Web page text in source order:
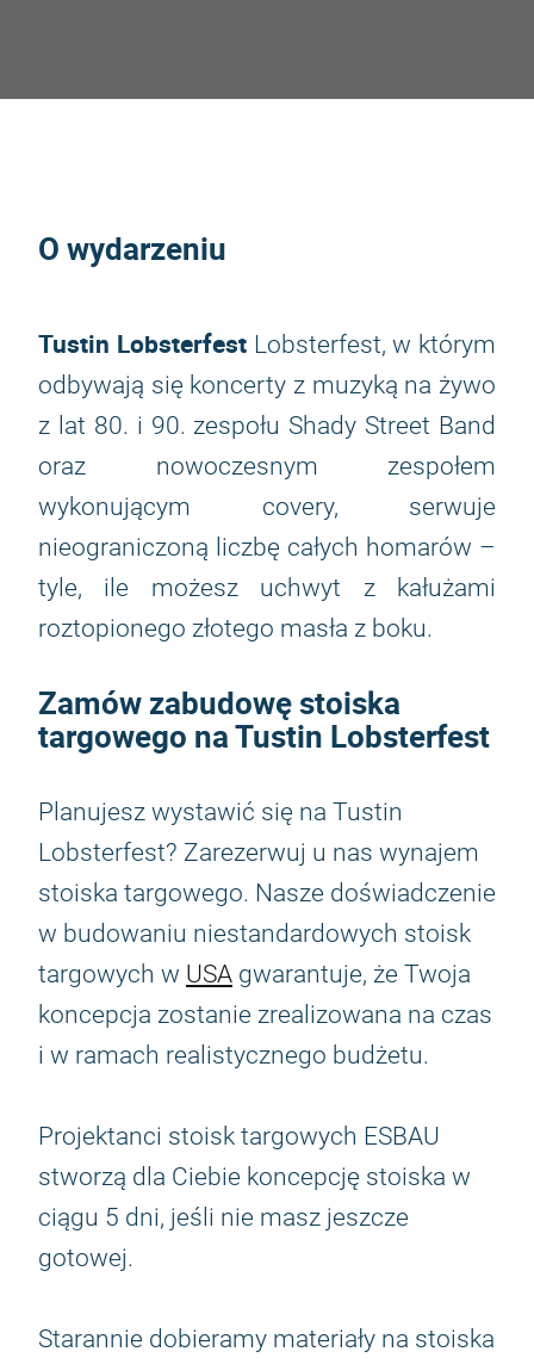
O wydarzeniu
Tustin LobsterfestLobsterfest, w którym
odbywają się koncerty z muzyką na żywo
z lat 80. i 90. zespołu Shady Street Band
oraz nowoczesnym zespołem
wykonującym covery, serwuje
nieograniczoną liczbę całych homarów –
tyle, ile możesz uchwyt z kałużami
roztopionego złotego masła z boku.
Zamów zabudowę stoiska
targowego na Tustin Lobsterfest
Planujesz wystawić się na Tustin
Lobsterfest? Zarezerwuj u nas wynajem
stoiska targowego. Nasze doświadczenie
w budowaniu niestandardowych stoisk
targowych w USA gwarantuje, że Twoja
koncepcja zostanie zrealizowana na czas
i w ramach realistycznego budżetu.
Projektanci stoisk targowych ESBAU
stworzą dla Ciebie koncepcję stoiska w
ciągu 5 dni, jeśli nie masz jeszcze
gotowej.
Starannie dobieramy materiały na stoiska